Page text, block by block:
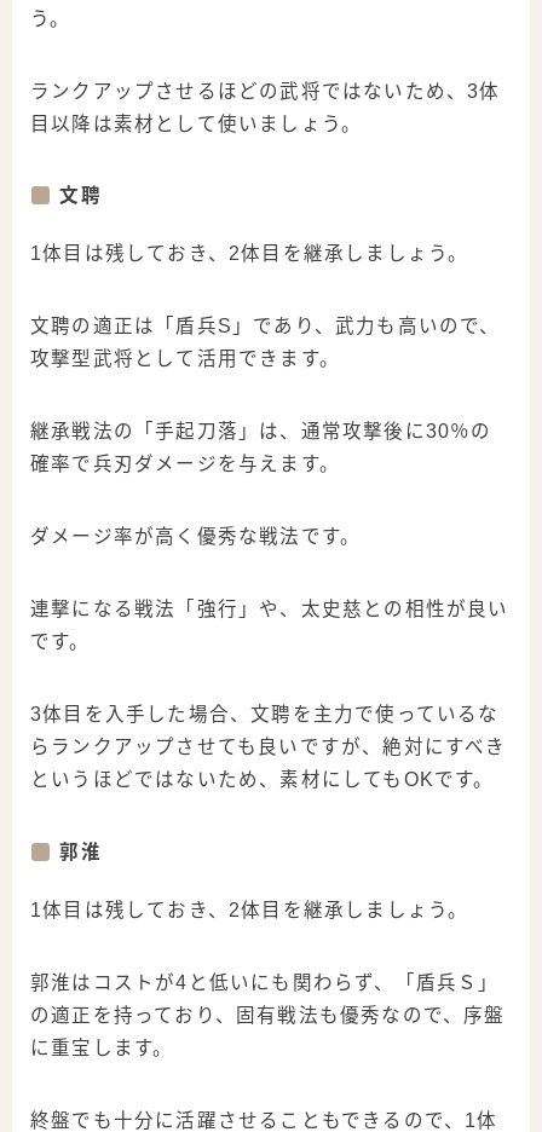
う。
ランクアップさせるほどの武将ではないため、3体
目以降は素材として使いましょう。
文聘
1体目は残しておき、2体目を継承しましょう。
文聘の適正は「盾兵S」であり、武力も高いので、
攻撃型武将として活用できます。
継承戦法の「手起刀落」は、通常攻撃後に30％の
確率で兵刃ダメージを与えます。
ダメージ率が高く優秀な戦法です。
連撃になる戦法「強行」や、太史慈との相性が良い
です。
3体目を入手した場合、文聘を主力で使っているな
らランクアップさせても良いですが、絶対にすべき
というほどではないため、素材にしてもOKです。
郭淮
1体目は残しておき、2体目を継承しましょう。
郭淮はコストが4と低いにも関わらず、「盾兵Ｓ」
の適正を持っており、固有戦法も優秀なので、序盤
に重宝します。
終盤でも十分に活躍させることもできるので、1体